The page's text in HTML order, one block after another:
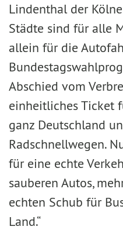
Lindenthal der
Städte sind für alle
allein für die
Abschied vom
einheitliches Ticket
ganz Deutschland
Radschnellwegen.
für eine echte
sauberen Autos,
echten Schub für
Land.“